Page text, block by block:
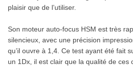
plaisir que de l’utiliser.
Son moteur auto-focus HSM est très
silencieux, avec une précision
qu’il ouvre à 1,4. Ce test ayant été fait
un 1Dx, il est clair que la qualité de ces